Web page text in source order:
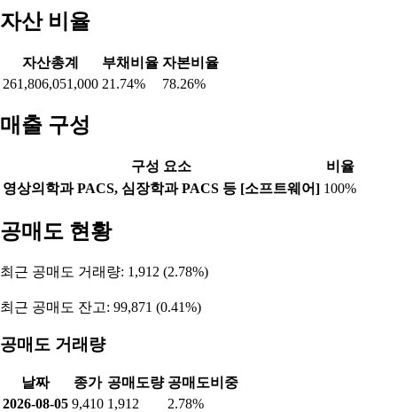
자산 비율
자산총계 부채비율 자본비율
261,806,051,000 21.74% 78.26%
매출 구성
구성 요소
비율
영상의학과 PACS, 심장학과 PACS 등 [소프트웨어] 100%
공매도 현황
최근 공매도 거래량: 1,912 (2.78%)
최근 공매도 잔고: 99,871 (0.41%)
공매도 거래량
날짜 종가 공매도량 공매도비중
2026-08-05 9,410 1,912
2.78%